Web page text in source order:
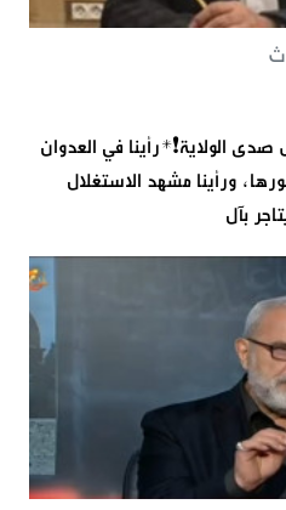
الولاية❗️*رأينا في العدوان
ورأينا مشهد الاستغلال
بآل